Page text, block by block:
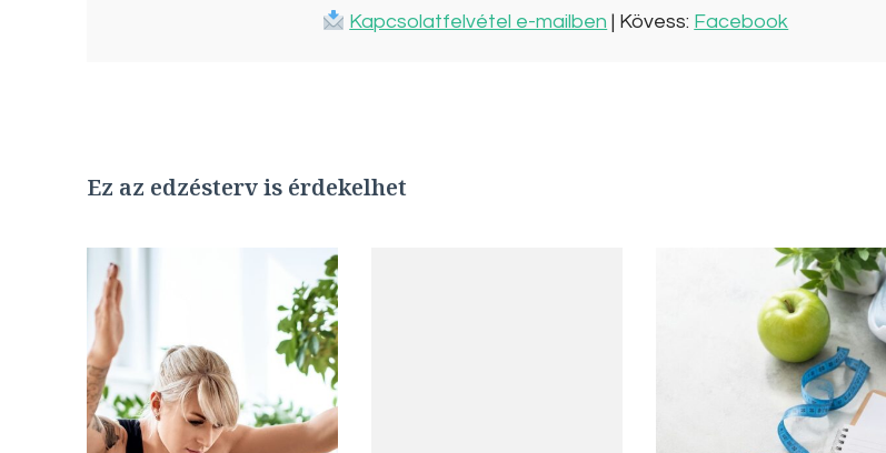
Kapcsolatfelvétel e-mailben | Kövess: Facebook
Ez az edzésterv is érdekelhet